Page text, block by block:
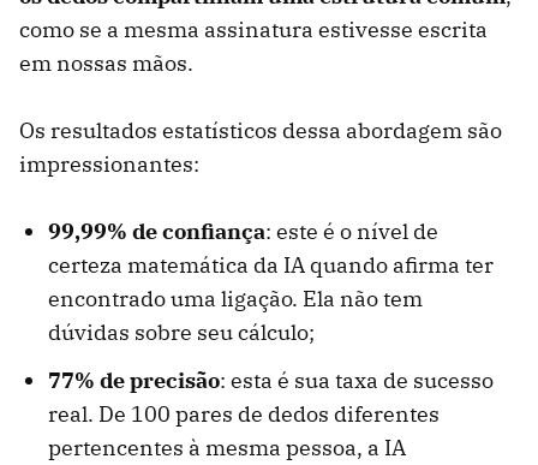
como se a mesma assinatura estivesse escrita
em nossas mãos.
Os resultados estatísticos dessa abordagem são
impressionantes:
99,99% de confiança: este é o nível de
certeza matemática da IA ​​quando afirma ter
encontrado uma ligação. Ela não tem
dúvidas sobre seu cálculo;
77% de precisão: esta é sua taxa de sucesso
real. De 100 pares de dedos diferentes
pertencentes à mesma pessoa, a IA